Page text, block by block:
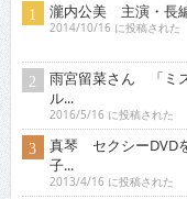
瀧内公美 主演・長
2014/10/16 に投稿された
雨宮留菜さん 「ミ
ル...
2016/5/16 に投稿された
真琴 セクシーDVD
子...
2013/4/16 に投稿された